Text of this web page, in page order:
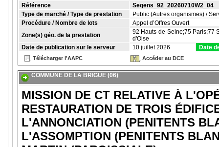
Référence
Seqens_92_20260710W2_04
Type de marché / Type de prestation
Public (Autres organismes) /
Procédure / Nombre de lots
Appel d’Offres Ouvert
Zone(s) géo. de la prestation
92 Hauts-de-Seine;75 Paris;77
d'Oise
Date de publication sur le serveur
10 juillet 2026 Date
Télécharger l'AAPC Accéder au DCE
COMMUNE DE LA BRIGUE (06)
MISSION DE CT RELATIVE À
RESTAURATION DE TROIS
L'ANNONCIATION (PENITENTS
L'ASSOMPTION (PENITENTS